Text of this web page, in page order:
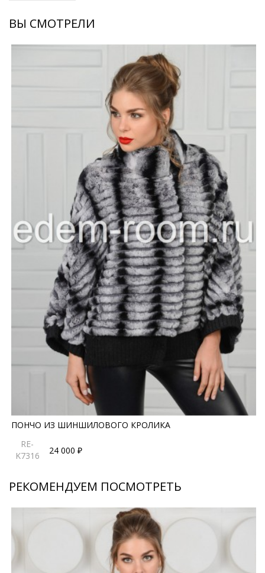
ВЫ СМОТРЕЛИ
ПОНЧО ИЗ ШИНШИЛОВОГО КРОЛИКА
RE-
K7316
24 000 ₽
РЕКОМЕНДУЕМ ПОСМОТРЕТЬ